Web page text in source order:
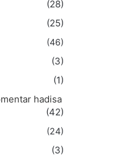
(28)
(25)
(46)
(3)
(1)
hadisa
(42)
(24)
(3)